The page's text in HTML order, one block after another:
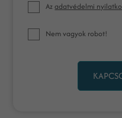
Azadatvédelmi
Nem vagyok robot!